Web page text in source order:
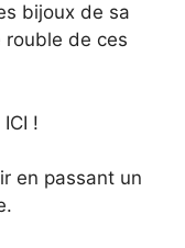
bijoux de sa
rouble de ces
!
en passant un